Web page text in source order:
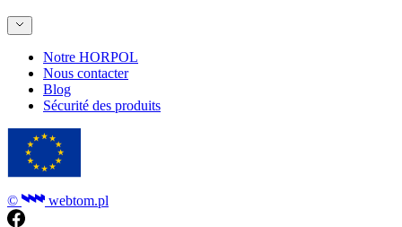
Notre HORPOL
Nous contacter
Blog
Sécurité des produits
© webtom.pl